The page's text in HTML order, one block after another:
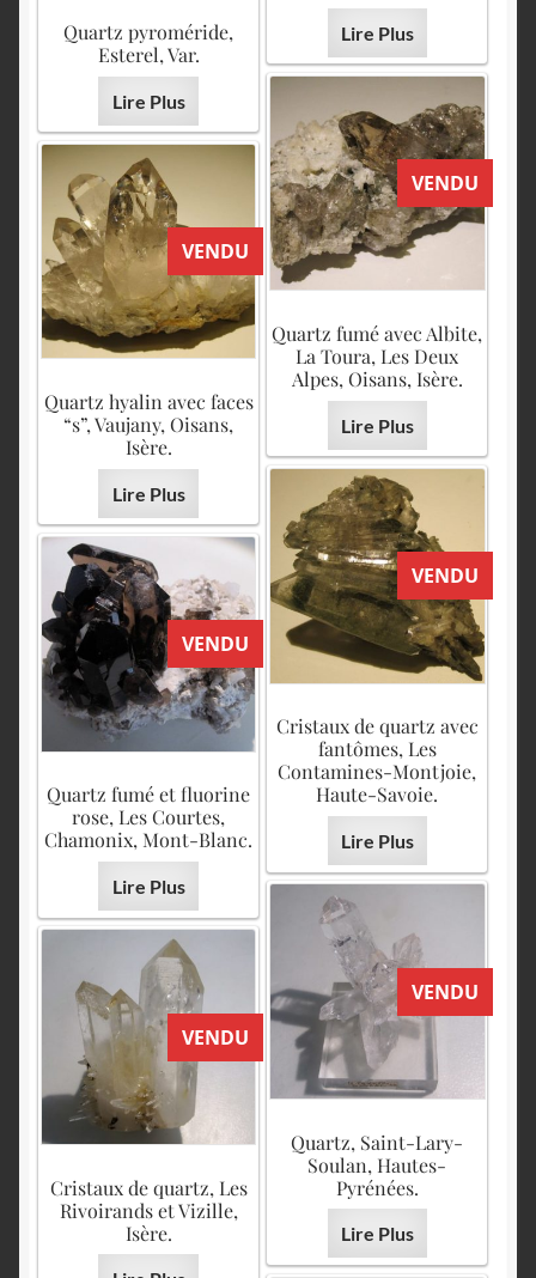
Lire Plus
Quartz pyroméride,
Esterel, Var.
Lire Plus
VENDU
Quartz fumé avec Albite,
La Toura, Les Deux
Alpes, Oisans, Isère.
Lire Plus
VENDU
Quartz hyalin avec faces
“s”, Vaujany, Oisans,
Isère.
Lire Plus
VENDU
Cristaux de quartz avec
fantômes, Les
Contamines-Montjoie,
Haute-Savoie.
Lire Plus
VENDU
Quartz fumé et fluorine
rose, Les Courtes,
Chamonix, Mont-Blanc.
Lire Plus
VENDU
Quartz, Saint-Lary-
Soulan, Hautes-
Pyrénées.
Lire Plus
VENDU
Cristaux de quartz, Les
Rivoirands et Vizille,
Isère.